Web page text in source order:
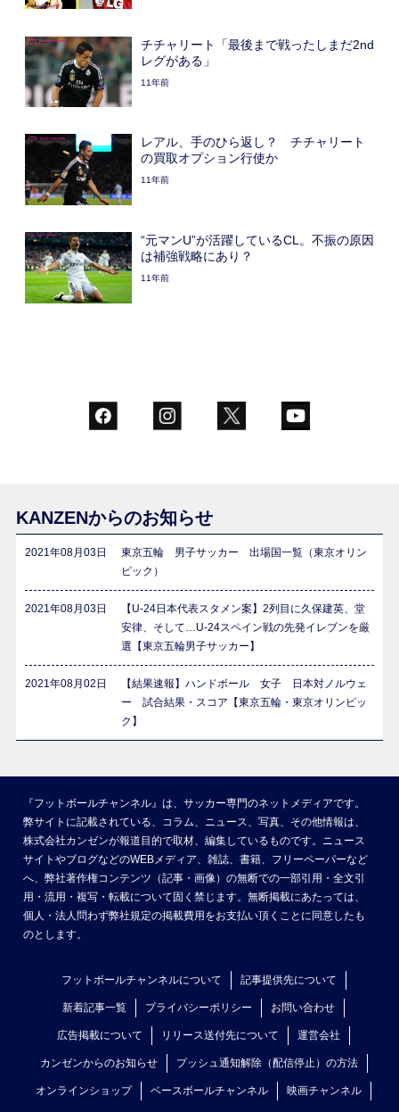
チチャリート「最後まで戦ったしまだ2nd
レグがある」
11年前
レアル、手のひら返し？ チチャリート
の買取オプション行使か
11年前
“元マンU”が活躍しているCL。不振の原因
は補強戦略にあり？
11年前
KANZENからのお知らせ
2021年08月03日
東京五輪 男子サッカー 出場国一覧（東京オリン
ピック）
2021年08月03日
【U-24日本代表スタメン案】2列目に久保建英、堂
安律、そして…U-24スペイン戦の先発イレブンを厳
選【東京五輪男子サッカー】
2021年08月02日
【結果速報】ハンドボール 女子 日本対ノルウェ
ー 試合結果・スコア【東京五輪・東京オリンピッ
ク】
『フットボールチャンネル』は、サッカー専門のネットメディアです。
弊サイトに記載されている、コラム、ニュース、写真、その他情報は、
株式会社カンゼンが報道目的で取材、編集しているものです。ニュース
サイトやブログなどのWEBメディア、雑誌、書籍、フリーペーパーなど
へ、弊社著作権コンテンツ（記事・画像）の無断での一部引用・全文引
用・流用・複写・転載について固く禁じます。無断掲載にあたっては、
個人・法人問わず弊社規定の掲載費用をお支払い頂くことに同意したも
のとします。
フットボールチャンネルについて 記事提供先について
新着記事一覧 プライバシーポリシー お問い合わせ
広告掲載について リリース送付先について 運営会社
カンゼンからのお知らせ プッシュ通知解除（配信停止）の方法
オンラインショップ ベースボールチャンネル 映画チャンネル